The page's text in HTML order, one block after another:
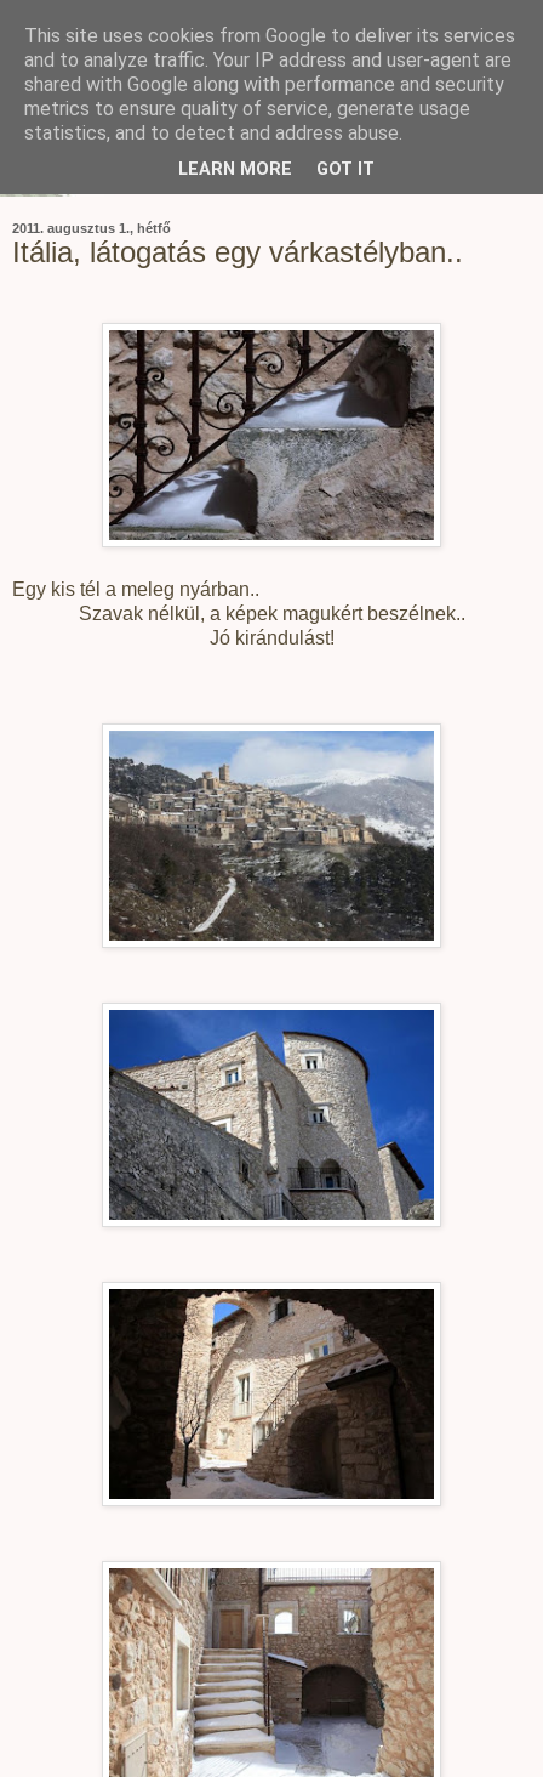
2011. augusztus 1., hétfő
Itália, látogatás egy várkastélyban..
Egy kis tél a meleg nyárban..
Szavak nélkül, a képek magukért beszélnek..
Jó kirándulást!
This site uses cookies from Google to deliver its services
and to analyze traffic. Your IP address and user-agent are
shared with Google along with performance and security
metrics to ensure quality of service, generate usage
statistics, and to detect and address abuse.
LEARN MORE GOT IT